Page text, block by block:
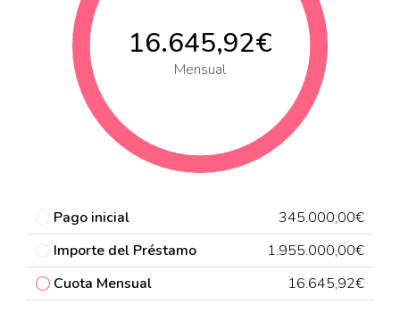
16.645,92€
Mensual
Pago inicial
345.000,00€
Importe del Préstamo
1.955.000,00€
Cuota Mensual
16.645,92€